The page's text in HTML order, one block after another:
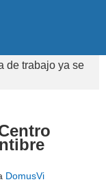
de trabajo ya se
DomusVi